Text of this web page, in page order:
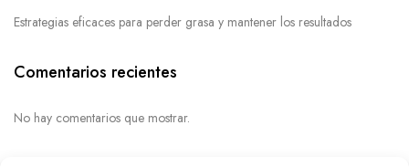
Estrategias eficaces para perder grasa y mantener los resultados
Comentarios recientes
No hay comentarios que mostrar.